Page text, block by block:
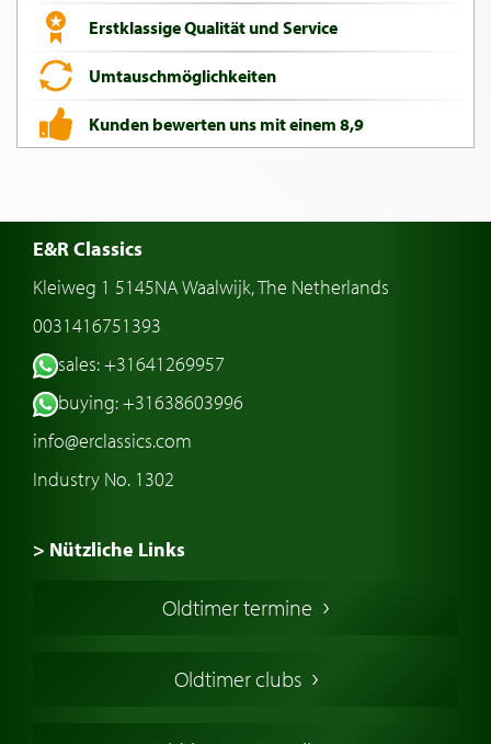
Erstklassige Qualität und Service
Umtauschmöglichkeiten
Kunden bewerten uns mit einem 8,9
E&R Classics
Kleiweg 1 5145NA Waalwijk, The Netherlands
0031416751393
sales: +31641269957
buying: +31638603996
info@erclassics.com
Industry No. 1302
> Nützliche Links
Oldtimers in Europa
Englische Oldtimer
Oldtimer termine
Oldtimer clubs